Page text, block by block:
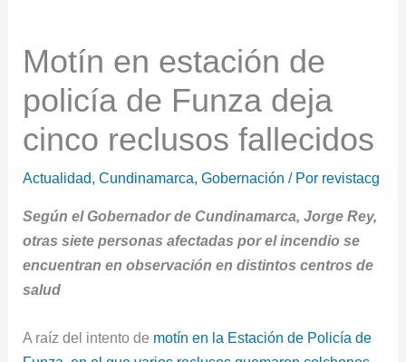
Motín en estación de
policía de Funza deja
cinco reclusos fallecidos
Actualidad,Cundinamarca,Gobernación / Por revistacg
Según el Gobernador de Cundinamarca, Jorge Rey,
otras siete personas afectadas por el incendio se
encuentran en observación en distintos centros de
salud
A raíz del intento de motín en la Estación de Policía de